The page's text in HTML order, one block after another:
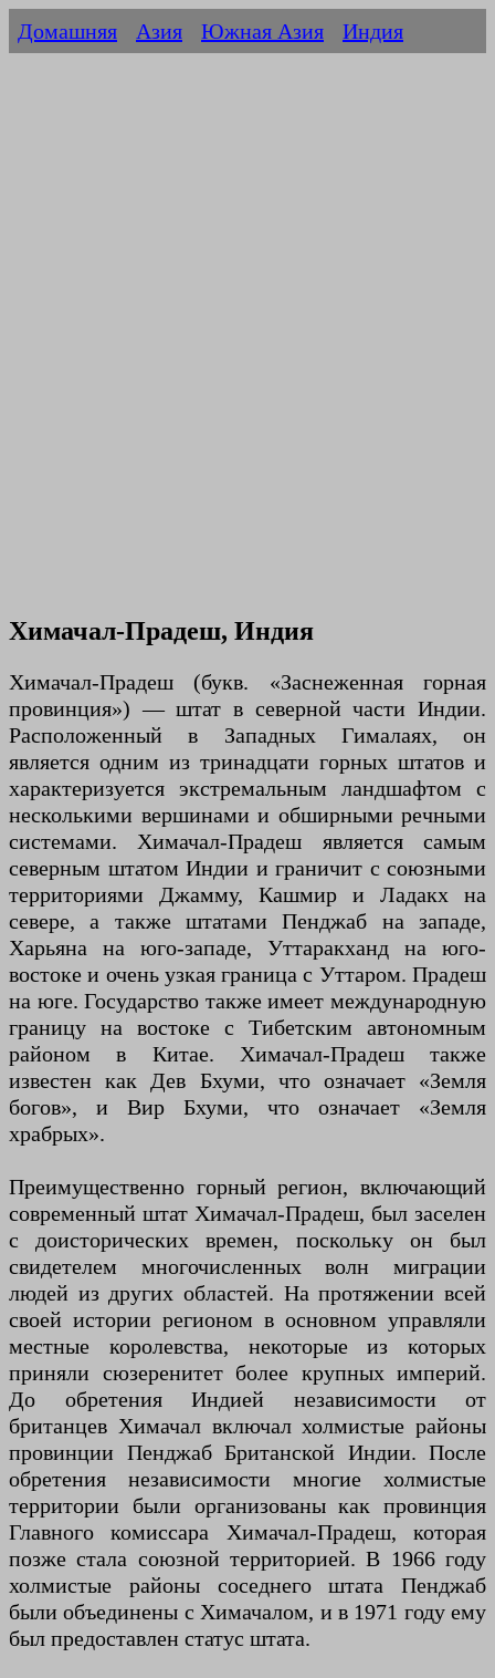
Домашняя Азия Южная Азия Индия
Химачал-Прадеш, Индия
Химачал-Прадеш (букв. «Заснеженная горная
провинция») — штат в северной части Индии.
Расположенный в Западных Гималаях, он
является одним из тринадцати горных штатов и
характеризуется экстремальным ландшафтом с
несколькими вершинами и обширными речными
системами. Химачал-Прадеш является самым
северным штатом Индии и граничит с союзными
территориями Джамму, Кашмир и Ладакх на
севере, а также штатами Пенджаб на западе,
Харьяна на юго-западе, Уттаракханд на юго-
востоке и очень узкая граница с Уттаром. Прадеш
на юге. Государство также имеет международную
границу на востоке с Тибетским автономным
районом в Китае. Химачал-Прадеш также
известен как Дев Бхуми, что означает «Земля
богов», и Вир Бхуми, что означает «Земля
храбрых».
Преимущественно горный регион, включающий
современный штат Химачал-Прадеш, был заселен
с доисторических времен, поскольку он был
свидетелем многочисленных волн миграции
людей из других областей. На протяжении всей
своей истории регионом в основном управляли
местные королевства, некоторые из которых
приняли сюзеренитет более крупных империй.
До обретения Индией независимости от
британцев Химачал включал холмистые районы
провинции Пенджаб Британской Индии. После
обретения независимости многие холмистые
территории были организованы как провинция
Главного комиссара Химачал-Прадеш, которая
позже стала союзной территорией. В 1966 году
холмистые районы соседнего штата Пенджаб
были объединены с Химачалом, и в 1971 году ему
был предоставлен статус штата.